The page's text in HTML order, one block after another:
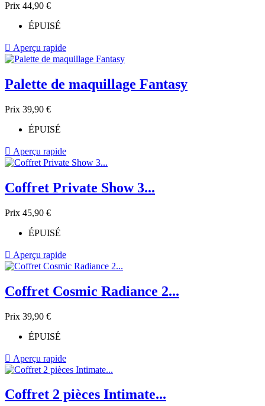
Prix 44,90 €
ÉPUISÉ
 Aperçu rapide
Palette de maquillage Fantasy
Prix 39,90 €
ÉPUISÉ
 Aperçu rapide
Coffret Private Show 3...
Prix 45,90 €
ÉPUISÉ
 Aperçu rapide
Coffret Cosmic Radiance 2...
Prix 39,90 €
ÉPUISÉ
 Aperçu rapide
Coffret 2 pièces Intimate...